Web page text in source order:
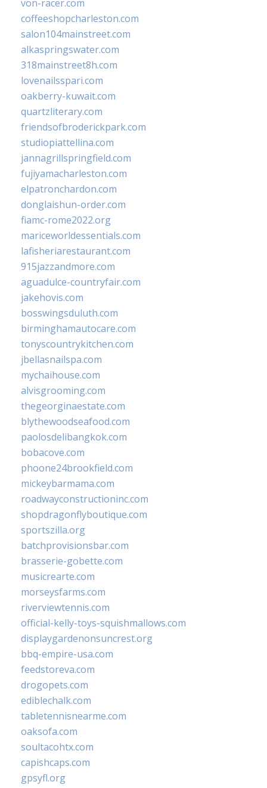
von-racer.com
coffeeshopcharleston.com
salon104mainstreet.com
alkaspringswater.com
318mainstreet8h.com
lovenailsspari.com
oakberry-kuwait.com
quartzliterary.com
friendsofbroderickpark.com
studiopiattellina.com
jannagrillspringfield.com
fujiyamacharleston.com
elpatronchardon.com
donglaishun-order.com
fiamc-rome2022.org
mariceworldessentials.com
lafisheriarestaurant.com
915jazzandmore.com
aguadulce-countryfair.com
jakehovis.com
bosswingsduluth.com
birminghamautocare.com
tonyscountrykitchen.com
jbellasnailspa.com
mychaihouse.com
alvisgrooming.com
thegeorginaestate.com
blythewoodseafood.com
paolosdelibangkok.com
bobacove.com
phoone24brookfield.com
mickeybarmama.com
roadwayconstructioninc.com
shopdragonflyboutique.com
sportszilla.org
batchprovisionsbar.com
brasserie-gobette.com
musicrearte.com
morseysfarms.com
riverviewtennis.com
official-kelly-toys-squishmallows.com
displaygardenonsuncrest.org
bbq-empire-usa.com
feedstoreva.com
drogopets.com
ediblechalk.com
tabletennisnearme.com
oaksofa.com
soultacohtx.com
capishcaps.com
gpsyfl.org